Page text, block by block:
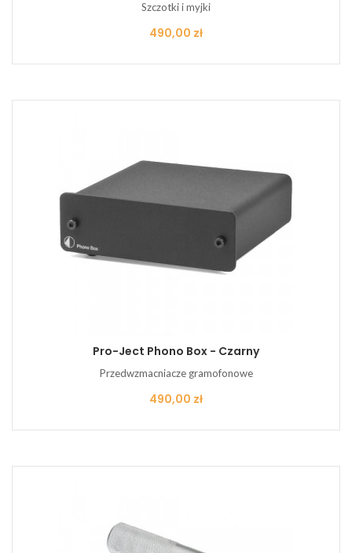
Szczotki i myjki
Cena
490,00 zł
Pro-Ject Phono Box - Czarny
Przedwzmacniacze gramofonowe
Cena
490,00 zł